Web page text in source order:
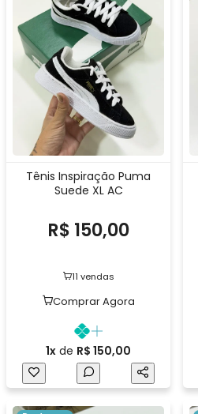
Tênis Inspiração Puma
Suede XL AC
R$ 150,00
11 vendas
Comprar Agora
1x de R$ 150,00